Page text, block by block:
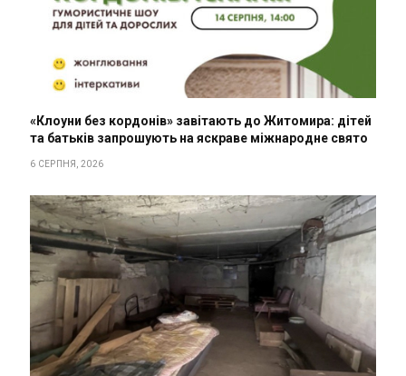
«Клоуни без кордонів» завітають до Житомира: дітей
та батьків запрошують на яскраве міжнародне свято
6 СЕРПНЯ, 2026